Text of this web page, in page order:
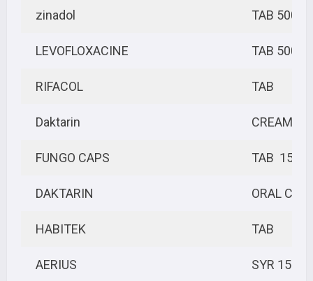
zinadol TAB
LEVOFLOXACINE TAB
RIFACOL TAB
Daktarin CREAM
FUNGO CAPS TAB
DAKTARIN ORAL
HABITEK TAB
AERIUS SYR